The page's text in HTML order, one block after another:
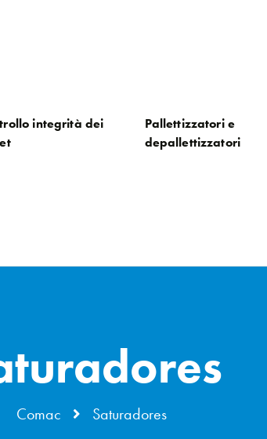
integrità dei
Pallettizzatori e
depallettizzatori
Comac Saturadores